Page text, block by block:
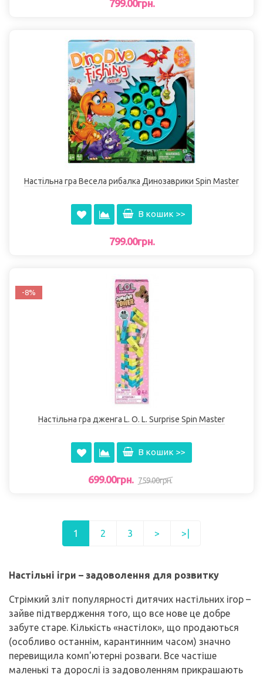
799.00грн.
Настільна гра Весела рибалка Динозаврики Spin Master
В кошик >>
799.00грн.
-8%
Настільна гра дженга L. O. L. Surprise Spin Master
В кошик >>
699.00грн. 759.00грн.
1 2 3 > >|
Настільні ігри – задоволення для розвитку
Стрімкий зліт популярності дитячих настільних ігор –
зайве підтвердження того, що все нове це добре
забуте старе. Кількість «настілок», що продаються
(особливо останнім, карантинним часом) значно
перевищила комп'ютерні розваги. Все частіше
маленькі та дорослі із задоволенням прикрашають